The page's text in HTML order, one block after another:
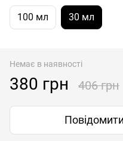
100 мл 30 мл
Немає в наявності
380 грн 406 грн